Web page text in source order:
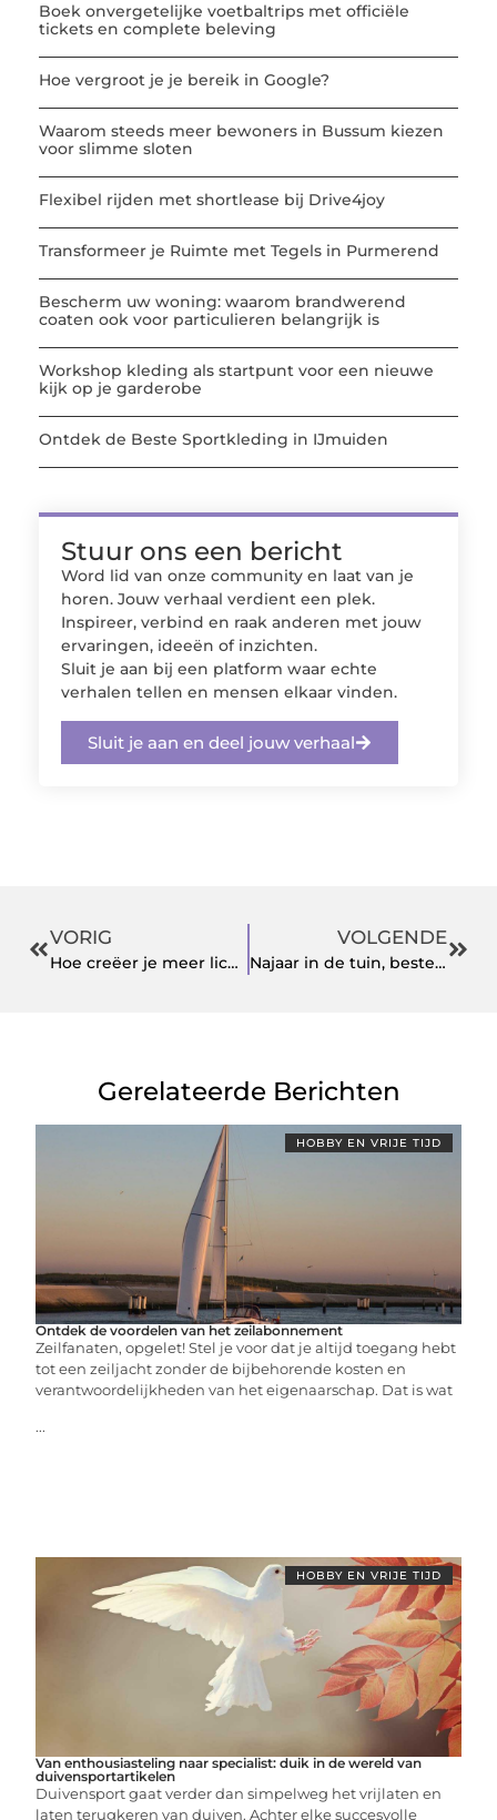
Boek onvergetelijke voetbaltrips met officiële
tickets en complete beleving
Hoe vergroot je je bereik in Google?
Waarom steeds meer bewoners in Bussum kiezen
voor slimme sloten
Flexibel rijden met shortlease bij Drive4joy
Transformeer je Ruimte met Tegels in Purmerend
Bescherm uw woning: waarom brandwerend
coaten ook voor particulieren belangrijk is
Workshop kleding als startpunt voor een nieuwe
kijk op je garderobe
Ontdek de Beste Sportkleding in IJmuiden
Stuur ons een bericht
Word lid van onze community en laat van je
horen. Jouw verhaal verdient een plek.
Inspireer, verbind en raak anderen met jouw
ervaringen, ideeën of inzichten.
Sluit je aan bij een platform waar echte
verhalen tellen en mensen elkaar vinden.
Sluit je aan en deel jouw verhaal
VORIG
Hoe creëer je meer licht in huis?
VOLGENDE
Najaar in de tuin, bestel de barkruk voor buiten
Gerelateerde Berichten
HOBBY EN VRIJE TIJD
Ontdek de voordelen van het zeilabonnement
Zeilfanaten, opgelet! Stel je voor dat je altijd toegang hebt
tot een zeiljacht zonder de bijbehorende kosten en
verantwoordelijkheden van het eigenaarschap. Dat is wat
...
HOBBY EN VRIJE TIJD
Van enthousiasteling naar specialist: duik in de wereld van
duivensportartikelen
Duivensport gaat verder dan simpelweg het vrijlaten en
laten terugkeren van duiven. Achter elke succesvolle